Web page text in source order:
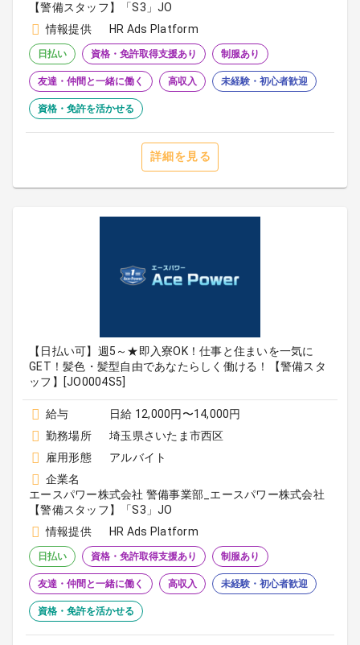
【警備スタッフ】「S3」JO
情報提供
HR Ads Platform
日払い 資格・免許取得支援あり 制服あり
友達・仲間と一緒に働く 高収入 未経験・初心者歓迎
資格・免許を活かせる
詳細を見る
【日払い可】週5～★即入寮OK！仕事と住まいを一気に
GET！髪色・髪型自由であなたらしく働ける！【警備スタ
ッフ】[JO0004S5]
給与
日給 12,000円〜14,000円
勤務場所
埼玉県さいたま市西区
雇用形態
アルバイト
企業名
エースパワー株式会社 警備事業部_エースパワー株式会社
【警備スタッフ】「S3」JO
情報提供
HR Ads Platform
日払い 資格・免許取得支援あり 制服あり
友達・仲間と一緒に働く 高収入 未経験・初心者歓迎
資格・免許を活かせる